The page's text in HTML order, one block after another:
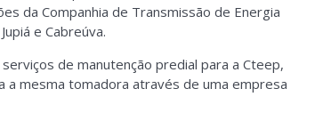
da Companhia de Transmissão de Energia
e Cabreúva.
de manutenção predial para a Cteep,
a mesma tomadora através de uma empresa